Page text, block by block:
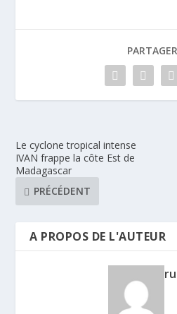
Le cyclone tropical intense
IVAN frappe la côte Est de
Madagascar
PRÉCÉDENT
A PROPOS DE L'AUTEUR